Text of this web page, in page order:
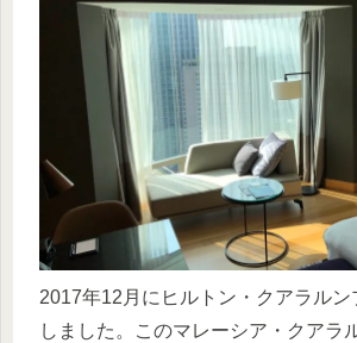
2017年12月にヒルトン・クアラルン
しました。このマレーシア・クアラ